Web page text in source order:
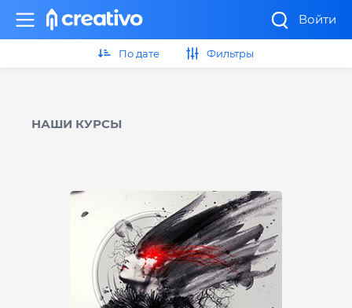
Войти
По дате Фильтры
НАШИ КУРСЫ